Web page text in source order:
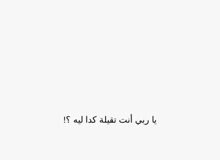
يا ربي أنت تقيلة كدا ليه ؟!